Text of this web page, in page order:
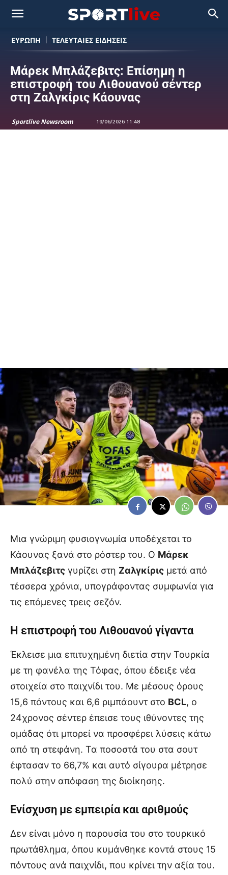
ΕΥΡΩΠΗ ΤΕΛΕΥΤΑΙΕΣ ΕΙΔΗΣΕΙΣ
Μάρεκ Μπλάζεβιτς: Επίσημη η
επιστροφή του Λιθουανού σέντερ
στη Ζαλγκίρις Κάουνας
Sportlive Newsroom 19/06/2026 11:48
Μια γνώριμη φυσιογνωμία υποδέχεται το
Κάουνας ξανά στο ρόστερ του. Ο Μάρεκ
Μπλάζεβιτς γυρίζει στη Ζαλγκίρις μετά από
τέσσερα χρόνια, υπογράφοντας συμφωνία για
τις επόμενες τρεις σεζόν.
Η επιστροφή του Λιθουανού γίγαντα
Έκλεισε μια επιτυχημένη διετία στην Τουρκία
με τη φανέλα της Τόφας, όπου έδειξε νέα
στοιχεία στο παιχνίδι του. Με μέσους όρους
15,6 πόντους και 6,6 ριμπάουντ στο BCL, ο
24χρονος σέντερ έπεισε τους ιθύνοντες της
ομάδας ότι μπορεί να προσφέρει λύσεις κάτω
από τη στεφάνη. Τα ποσοστά του στα σουτ
έφτασαν το 66,7% και αυτό σίγουρα μέτρησε
πολύ στην απόφαση της διοίκησης.
Ενίσχυση με εμπειρία και αριθμούς
Δεν είναι μόνο η παρουσία του στο τουρκικό
πρωτάθλημα, όπου κυμάνθηκε κοντά στους 15
πόντους ανά παιχνίδι, που κρίνει την αξία του.